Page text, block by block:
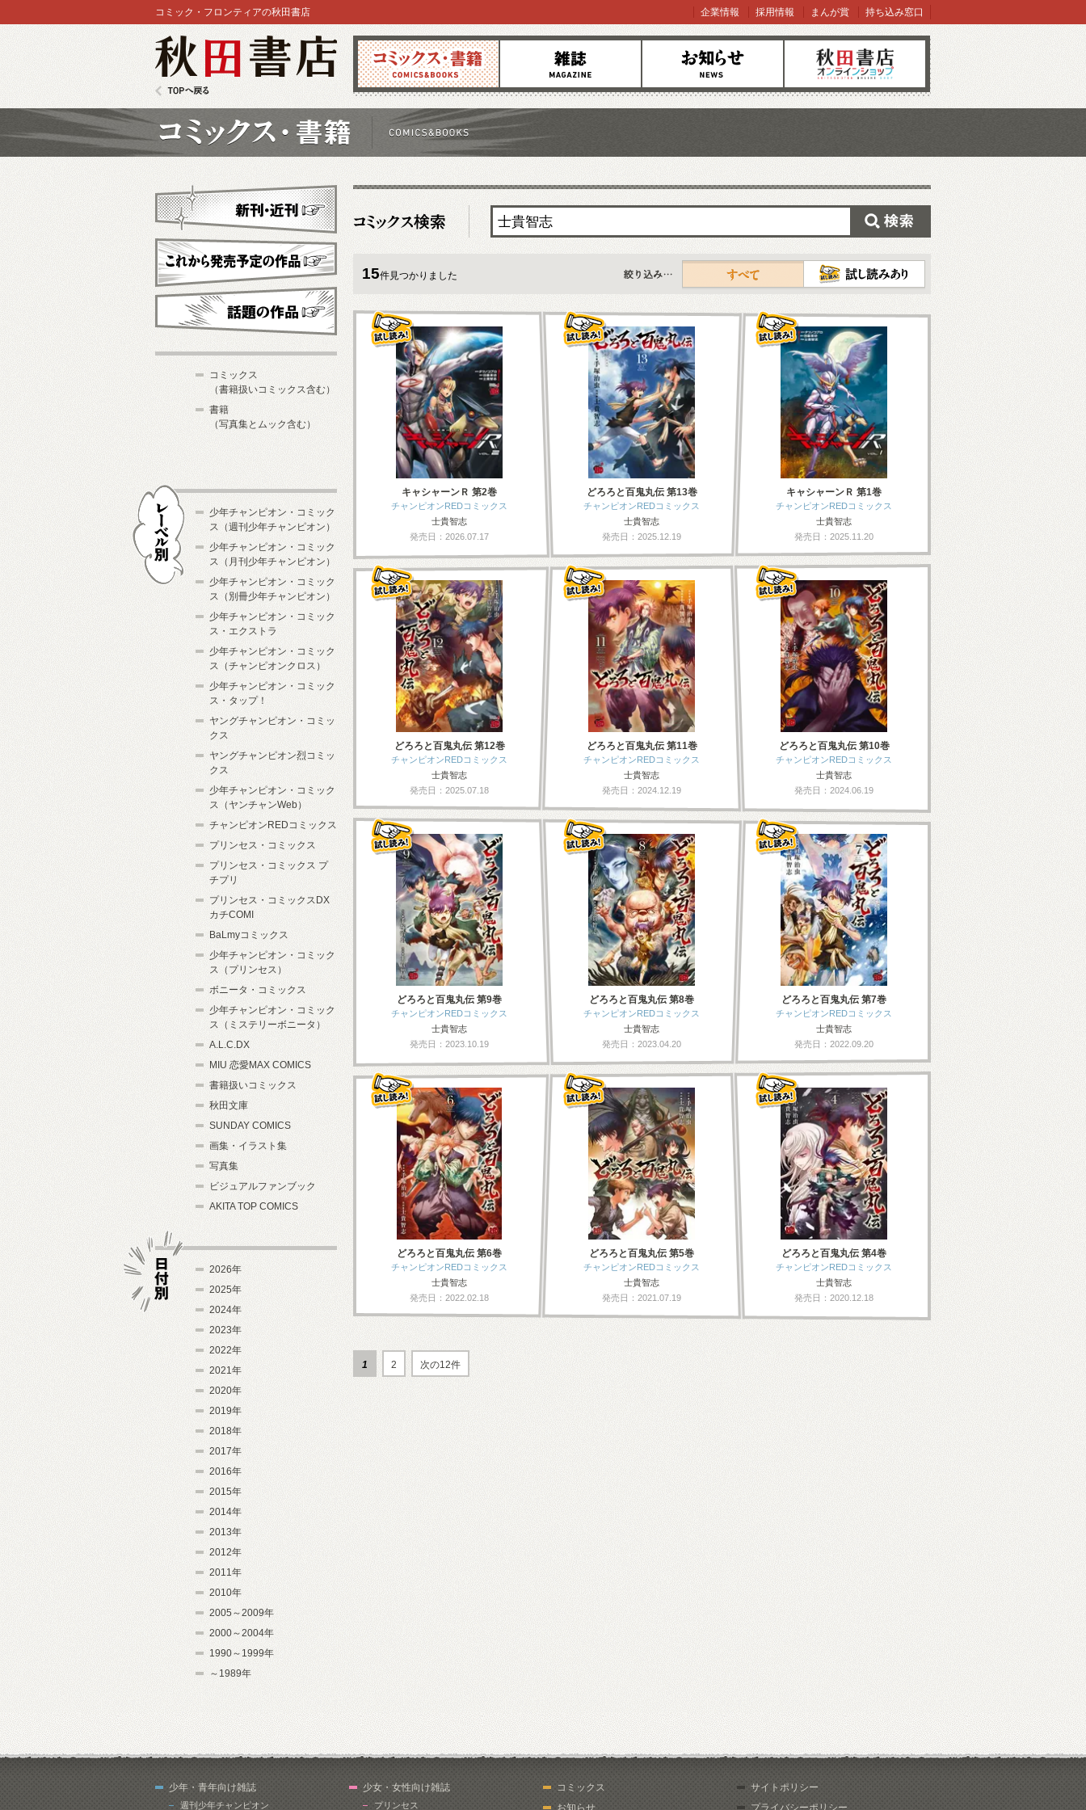
コミックス 雑誌 お知らせ オンラインショップ
コミック・フロンティアの秋田書店 企業情報 採用情報 まんが賞 持ち込み窓口
15件見つかりました
すべて
キャシャーンＲ 第2巻
チャンピオンREDコミックス
士貴智志
発売日：2026.07.17
どろろと百鬼丸伝 第13巻
チャンピオンREDコミックス
士貴智志
発売日：2025.12.19
キャシャーンＲ 第1巻
チャンピオンREDコミックス
士貴智志
発売日：2025.11.20
どろろと百鬼丸伝 第12巻
チャンピオンREDコミックス
士貴智志
発売日：2025.07.18
どろろと百鬼丸伝 第11巻
チャンピオンREDコミックス
士貴智志
発売日：2024.12.19
どろろと百鬼丸伝 第10巻
チャンピオンREDコミックス
士貴智志
発売日：2024.06.19
どろろと百鬼丸伝 第9巻
チャンピオンREDコミックス
士貴智志
発売日：2023.10.19
どろろと百鬼丸伝 第8巻
チャンピオンREDコミックス
士貴智志
発売日：2023.04.20
どろろと百鬼丸伝 第7巻
チャンピオンREDコミックス
士貴智志
発売日：2022.09.20
どろろと百鬼丸伝 第6巻
チャンピオンREDコミックス
士貴智志
発売日：2022.02.18
どろろと百鬼丸伝 第5巻
チャンピオンREDコミックス
士貴智志
発売日：2021.07.19
どろろと百鬼丸伝 第4巻
チャンピオンREDコミックス
士貴智志
発売日：2020.12.18
1 2 次の12件
新刊・近刊
これから発売予定
コミックス
（書籍扱いコミックス含む）
書籍
（写真集とムック含む）
少年チャンピオン・コミック
ス（週刊少年チャンピオン）
少年チャンピオン・コミック
ス（月刊少年チャンピオン）
少年チャンピオン・コミック
ス（別冊少年チャンピオン）
少年チャンピオン・コミック
ス・エクストラ
少年チャンピオン・コミック
ス（チャンピオンクロス）
少年チャンピオン・コミック
ス・タップ！
ヤングチャンピオン・コミッ
クス
ヤングチャンピオン烈コミッ
クス
少年チャンピオン・コミック
ス（ヤンチャンWeb）
チャンピオンREDコミックス
プリンセス・コミックス
プリンセス・コミックス プ
チプリ
プリンセス・コミックスDX
カチCOMI
BaLmyコミックス
少年チャンピオン・コミック
ス（プリンセス）
ボニータ・コミックス
少年チャンピオン・コミック
ス（ミステリーボニータ）
A.L.C.DX
MIU 恋愛MAX COMICS
書籍扱いコミックス
秋田文庫
SUNDAY COMICS
画集・イラスト集
写真集
ビジュアルファンブック
AKITA TOP COMICS
2026年
2025年
2024年
2023年
2022年
2021年
2020年
2019年
2018年
2017年
2016年
2015年
2014年
2013年
2012年
2011年
2010年
2005～2009年
2000～2004年
1990～1999年
～1989年
少年・青年向け雑誌
週刊少年チャンピオン
少女・女性向け雑誌
プリンセス
コミックス
お知らせ
サイトポリシー
プライバシーポリシー